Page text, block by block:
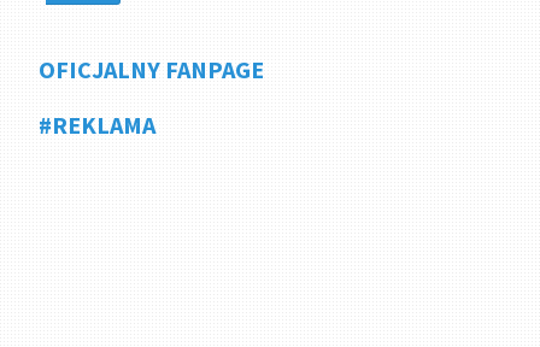
OFICJALNY FANPAGE
#REKLAMA